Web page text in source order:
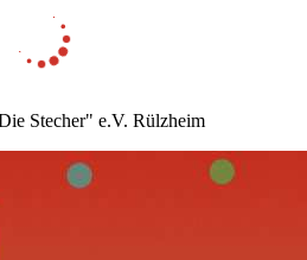
Stecher" e.V. Rülzheim